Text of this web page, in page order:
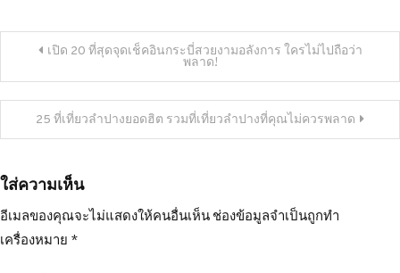
แนะแนว
เรื่อง
เปิด 20 ที่สุดจุดเช็คอินกระบี่สวยงามอลังการ ใครไม่ไปถือว่า
พลาด!
25 ที่เที่ยวลำปางยอดฮิต รวมที่เที่ยวลำปางที่คุณไม่ควรพลาด
ใส่ความเห็น
อีเมลของคุณจะไม่แสดงให้คนอื่นเห็น ช่องข้อมูลจำเป็นถูกทำ
เครื่องหมาย *